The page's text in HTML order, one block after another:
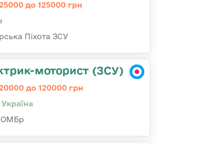
до 125000 грн
Піхота ЗСУ
моторист (ЗСУ)
до 120000 грн
ОМБр